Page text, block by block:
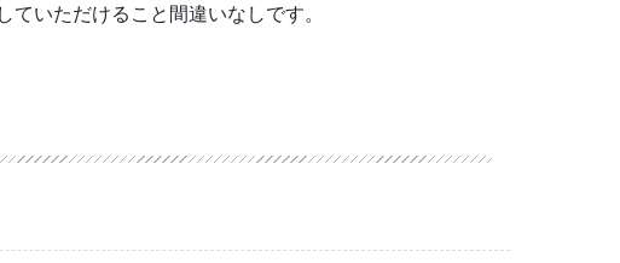
ていただけること間違いなしです。